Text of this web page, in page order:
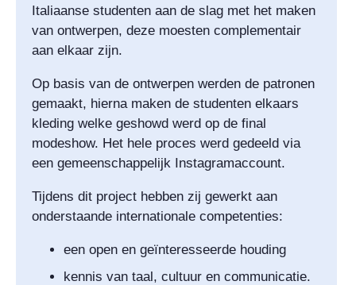
Italiaanse studenten aan de slag met het maken
van ontwerpen, deze moesten complementair
aan elkaar zijn.
Op basis van de ontwerpen werden de patronen
gemaakt, hierna maken de studenten elkaars
kleding welke geshowd werd op de final
modeshow. Het hele proces werd gedeeld via
een gemeenschappelijk Instagramaccount.
Tijdens dit project hebben zij gewerkt aan
onderstaande internationale competenties:
een open en geïnteresseerde houding
kennis van taal, cultuur en communicatie.